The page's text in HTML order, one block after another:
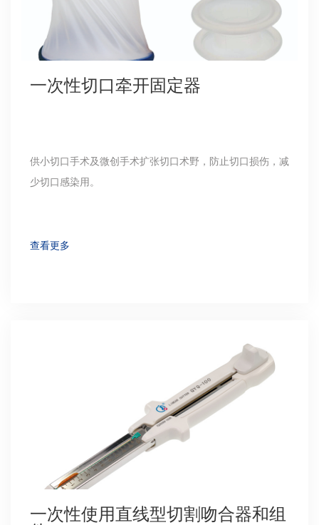
一次性切口牵开固定器
供小切口手术及微创手术扩张切口术野，防止切口损伤，减
少切口感染用。
查看更多
一次性使用直线型切割吻合器和组